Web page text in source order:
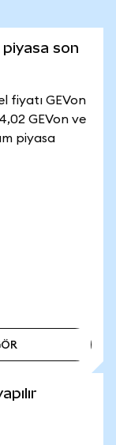
son
fiyatı GEVon
GEVon ve
piyasa